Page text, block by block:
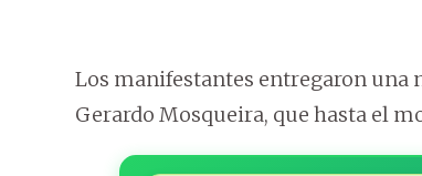
Los manifestantes entregaron una
Gerardo Mosqueira, que hasta el